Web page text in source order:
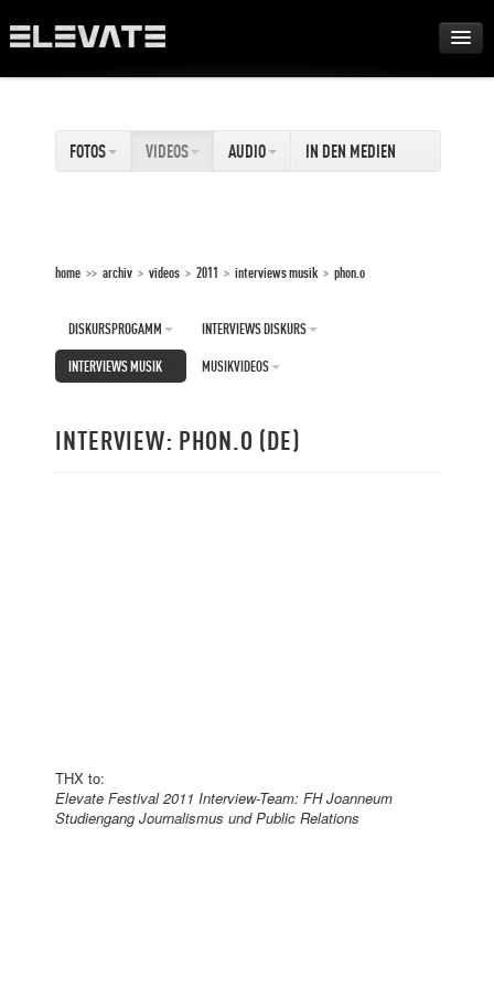
AWARDS
ABOUT
FOTOS VIDEOS AUDIO IN DEN MEDIEN
home >> archiv > videos > 2011 > interviews musik > phon.o
DISKURSPROGAMM INTERVIEWS DISKURS
INTERVIEWS MUSIK MUSIKVIDEOS
INTERVIEW: PHON.O (DE)
THX to:
Elevate Festival 2011 Interview-Team: FH Joanneum
Studiengang Journalismus und Public Relations